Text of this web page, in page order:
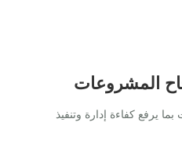
المشروعات
يرفع كفاءة إدارة وتنفيذ